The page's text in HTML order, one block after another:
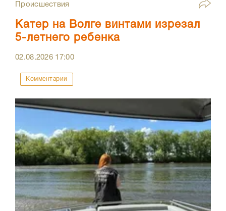
Происшествия
Катер на Волге винтами изрезал
5-летнего ребенка
02.08.2026 17:00
Комментарии